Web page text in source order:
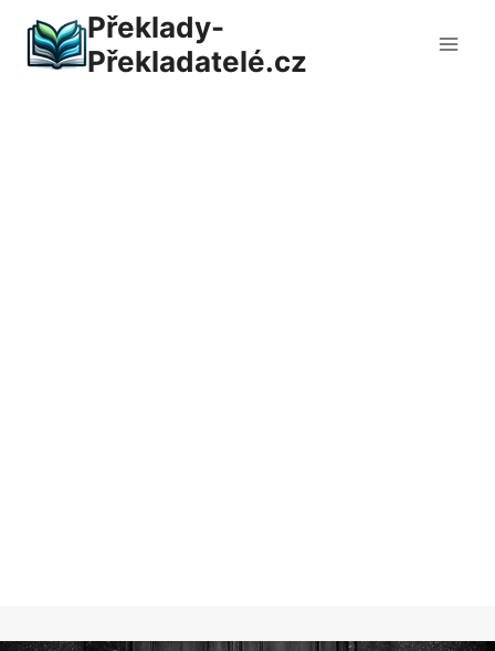
obsah
Překlady-
Překladatelé.cz